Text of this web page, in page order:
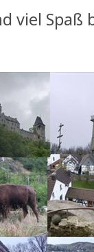
viel Spaß